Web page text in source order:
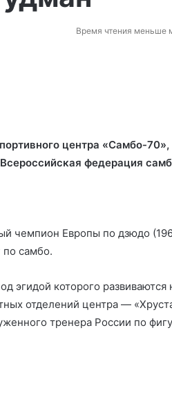
Время чтения меньше
центра «Самбо-70»,
федерация
чемпион Европы по дзюдо
самбо.
эгидой которого развиваются
отделений центра —
тренера России по